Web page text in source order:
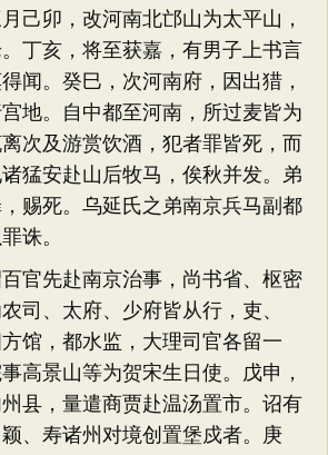
己卯，改河南北邙山为太平山，
丁亥，将至获嘉，有男子上书言
闻。癸巳，次河南府，因出猎，
地。自中都至河南，所过麦皆为
次及游赏饮酒，犯者罪皆死，而
猛安赴山后牧马，俟秋并发。弟
赐死。乌延氏之弟南京兵马副都
诛。
先赴南京治事，尚书省、枢密
司、太府、少府皆从行，吏、
馆，都水监，大理司官各留一
高景山等为贺宋生日使。戊申，
县，量遣商贾赴温汤置市。诏有
、寿诸州对境创置堡戍者。庚